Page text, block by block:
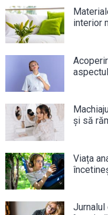
interior
și să
Viața
Jurnalul